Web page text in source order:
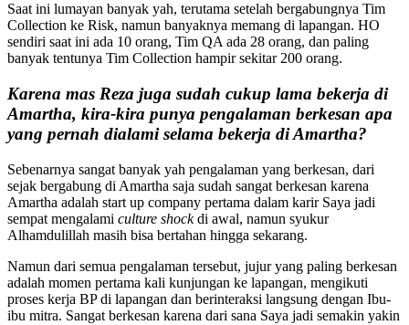
Saat ini lumayan banyak yah, terutama setelah bergabungnya Tim
Collection ke Risk, namun banyaknya memang di lapangan. HO
sendiri saat ini ada 10 orang, Tim QA ada 28 orang, dan paling
banyak tentunya Tim Collection hampir sekitar 200 orang.
Karena mas Reza juga sudah cukup lama bekerja di
Amartha, kira-kira punya pengalaman berkesan apa
yang pernah dialami selama bekerja di Amartha?
Sebenarnya sangat banyak yah pengalaman yang berkesan, dari
sejak bergabung di Amartha saja sudah sangat berkesan karena
Amartha adalah start up company pertama dalam karir Saya jadi
sempat mengalami culture shockdi awal, namun syukur
Alhamdulillah masih bisa bertahan hingga sekarang.
Namun dari semua pengalaman tersebut, jujur yang paling berkesan
adalah momen pertama kali kunjungan ke lapangan, mengikuti
proses kerja BP di lapangan dan berinteraksi langsung dengan Ibu-
ibu mitra. Sangat berkesan karena dari sana Saya jadi semakin yakin